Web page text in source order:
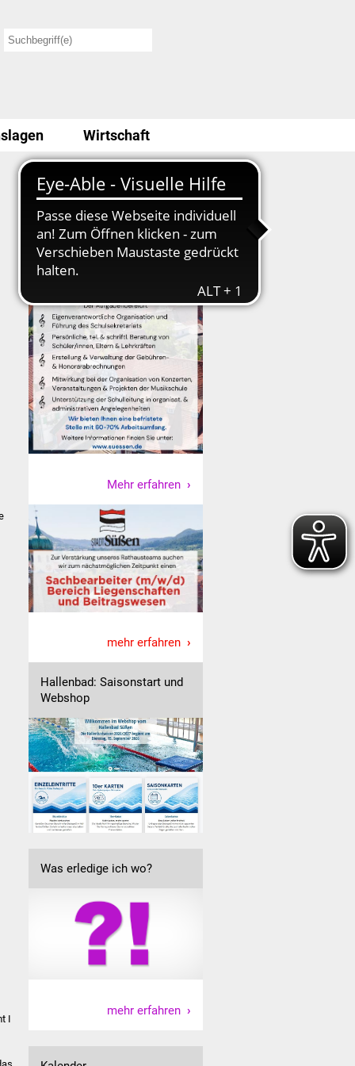
Wirtschaft
I
Stellenausschreibung
Mehr erfahren
mehr erfahren
Hallenbad: Saisonstart und
Webshop
Was erledige ich wo?
mehr erfahren